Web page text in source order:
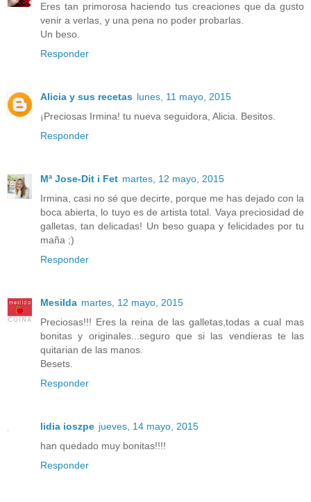
Eres tan primorosa haciendo tus creaciones que da gusto
venir a verlas, y una pena no poder probarlas.
Un beso.
Responder
Alicia y sus recetas lunes, 11 mayo, 2015
¡Preciosas Irmina! tu nueva seguidora, Alicia. Besitos.
Responder
Mª Jose-Dit i Fet martes, 12 mayo, 2015
Irmina, casi no sé que decirte, porque me has dejado con la
boca abierta, lo tuyo es de artista total. Vaya preciosidad de
galletas, tan delicadas! Un beso guapa y felicidades por tu
maña ;)
Responder
Mesilda martes, 12 mayo, 2015
Preciosas!!! Eres la reina de las galletas,todas a cual mas
bonitas y originales...seguro que si las vendieras te las
quitarian de las manos.
Besets.
Responder
lidia ioszpe jueves, 14 mayo, 2015
han quedado muy bonitas!!!!
Responder